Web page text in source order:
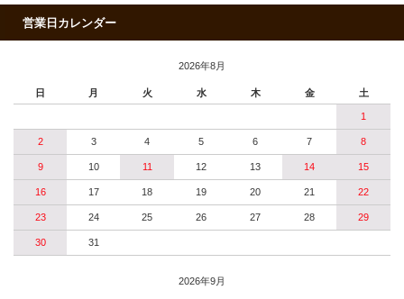
営業日カレンダー
2026年8月
日 月 火 水 木 金 土
1
2 3 4 5 6 7 8
9 10 11 12 13 14 15
16 17 18 19 20 21 22
23 24 25 26 27 28 29
30 31
2026年9月